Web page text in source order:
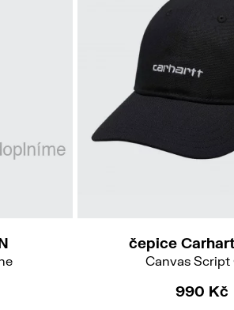
čepice
Canvas Script
990 Kč